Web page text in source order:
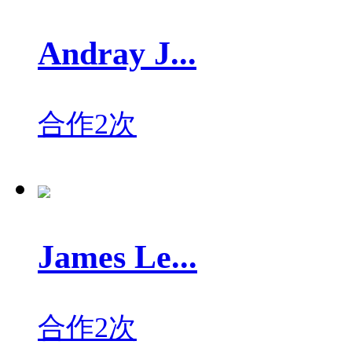
Andray J...
合作2次
James Le...
合作2次